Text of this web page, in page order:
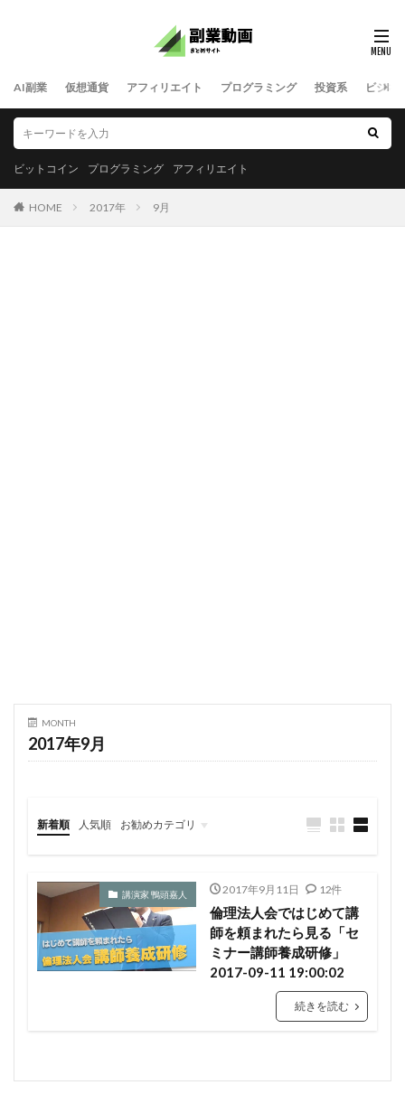
AI副業 仮想通貨 アフィリエイト プログラミング 投資系 ビジネ
ビットコイン プログラミング アフィリエイト
HOME 2017年 9月
MONTH
2017年9月
新着順 人気順 お勧めカテゴリ
講演家 鴨頭嘉人 2017年9月11日 12件
倫理法人会ではじめて講
師を頼まれたら見る「セ
ミナー講師養成研修」
2017-09-11 19:00:02
続きを読む